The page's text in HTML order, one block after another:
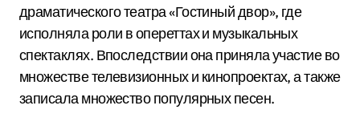
драматического театра «Гостиный двор», где
исполняла роли в опереттах и музыкальных
спектаклях. Впоследствии она приняла участие во
множестве телевизионных и кинопроектах, а также
записала множество популярных песен.